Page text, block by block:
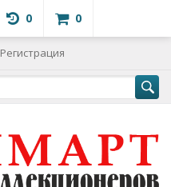
0 0
Регистрация